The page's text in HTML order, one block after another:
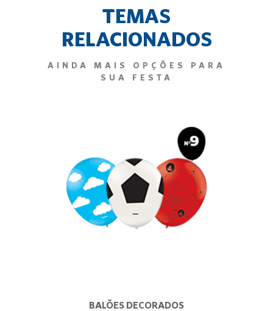
TEMAS
RELACIONADOS
AINDA MAIS OPÇÕES PARA
SUA FESTA
BALÕES DECORADOS